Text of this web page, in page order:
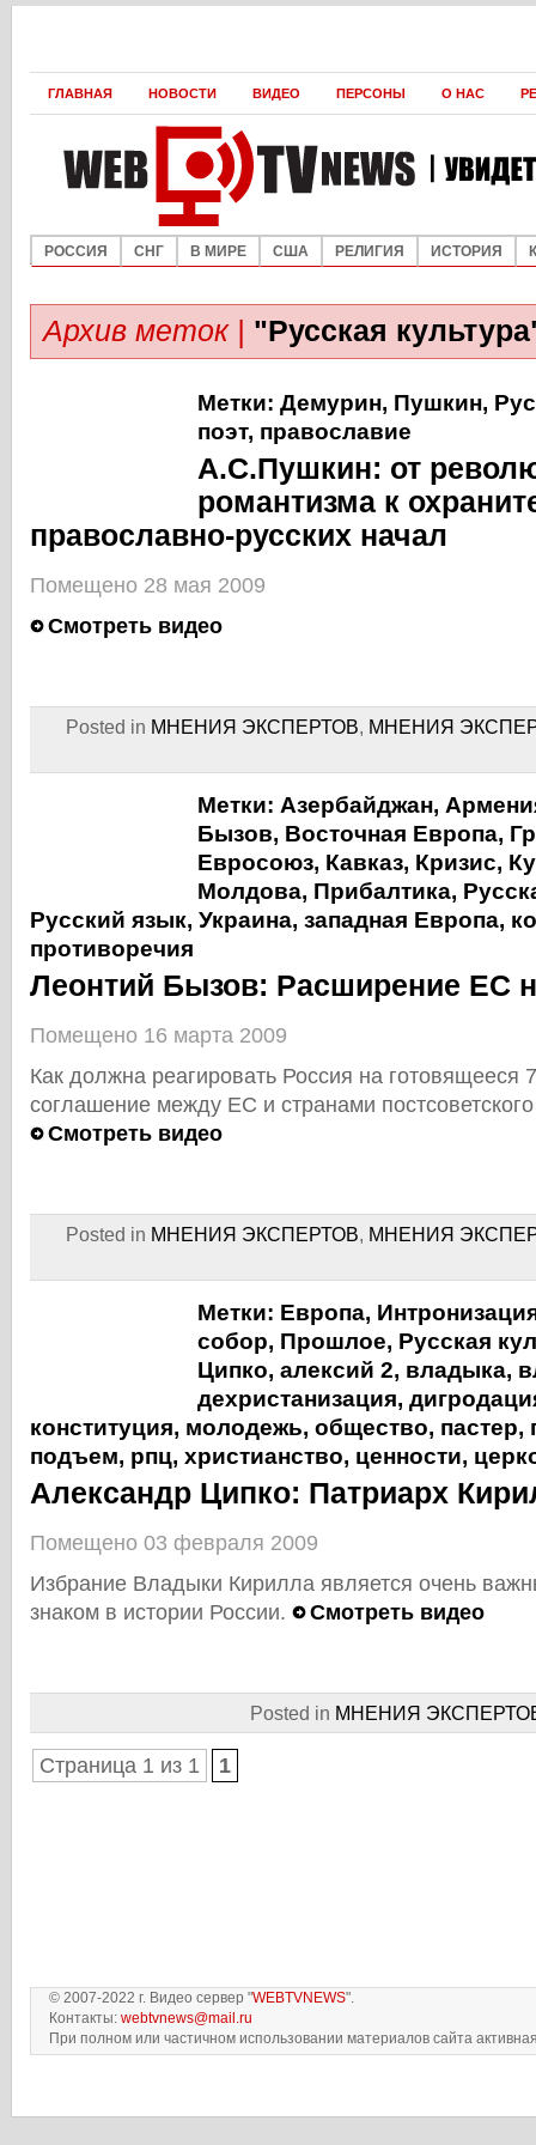
ГЛАВНАЯ НОВОСТИ ВИДЕО ПЕРСОНЫ О НАС
РОССИЯ СНГ В МИРЕ США РЕЛИГИЯ ИСТОРИЯ
Архив меток | "Русская
Метки: Демурин, Пушкин,
поэт, православие
А.С.Пушкин: от
романтизма к
православно-русских начал
Помещено 28 мая 2009
Смотреть видео
Posted in МНЕНИЯ ЭКСПЕРТОВ, МНЕНИЯ
Метки: Азербайджан,
Бызов, Восточная Европа,
Евросоюз, Кавказ, Кризис,
Молдова, Прибалтика,
Русский язык, Украина, западная Европа,
противоречия
Леонтий Бызов: Расширение ЕС
Помещено 16 марта 2009
Как должна реагировать Россия на готовящееся
соглашение между ЕС и странами
Смотреть видео
Posted in МНЕНИЯ ЭКСПЕРТОВ, МНЕНИЯ
Метки: Европа,
собор, Прошлое, Русская
Ципко, алексий 2, владыка,
дехристанизация,
конституция, молодежь, общество, пастер,
подъем, рпц, христианство, ценности,
Александр Ципко: Патриарх
Помещено 03 февраля 2009
Избрание Владыки Кирилла является очень
знаком в истории России.
Смотреть видео
Posted in МНЕНИЯ
Страница 1 из 1 1
© 2007-2022 г. Видео сервер "WEBTVNEWS".
Контакты: webtvnews@mail.ru
При полном или частичном использовании материалов сайта